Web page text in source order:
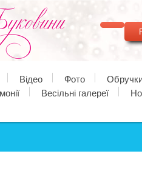
Відео Фото
Весільні галереї